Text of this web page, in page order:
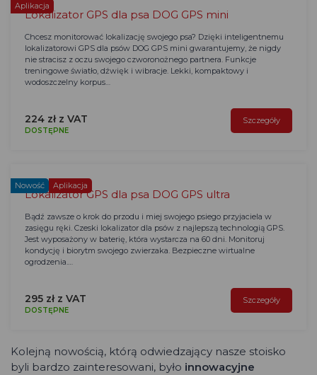
Aplikacja
Lokalizator GPS dla psa DOG GPS mini
Chcesz monitorować lokalizację swojego psa? Dzięki inteligentnemu
lokalizatorowi GPS dla psów DOG GPS mini gwarantujemy, że nigdy
nie stracisz z oczu swojego czworonożnego partnera. Funkcje
treningowe światło, dźwięk i wibracje. Lekki, kompaktowy i
wodoszczelny korpus…
224 zł z VAT
DOSTĘPNE
Szczegóły
Nowość Aplikacja
Lokalizator GPS dla psa DOG GPS ultra
Bądź zawsze o krok do przodu i miej swojego psiego przyjaciela w
zasięgu ręki. Czeski lokalizator dla psów z najlepszą technologią GPS.
Jest wyposażony w baterię, która wystarcza na 60 dni. Monitoruj
kondycję i biorytm swojego zwierzaka. Bezpieczne wirtualne
ogrodzenia.…
295 zł z VAT
DOSTĘPNE
Szczegóły
Kolejną nowością, którą odwiedzający nasze stoisko
byli bardzo zainteresowani, było innowacyjne